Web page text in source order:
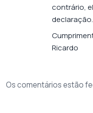
contrário,
declaração.
Ricardo
Os comentários estão